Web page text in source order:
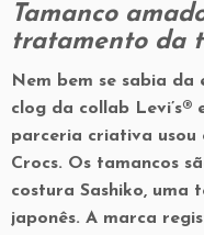
Tamanco
tratamento da
Nem bem se sabia
clog da collab Levi’s®
parceria criativa usou
Crocs. Os tamancos
costura Sashiko, uma
japonês. A marca